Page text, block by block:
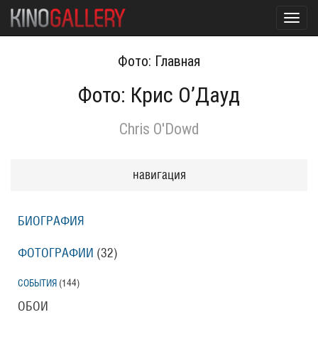
Фото: Главная
Фото: Крис О’Дауд
Chris O'Dowd
навигация
БИОГРАФИЯ
ФОТОГРАФИИ (32)
СОБЫТИЯ (144)
ОБОИ